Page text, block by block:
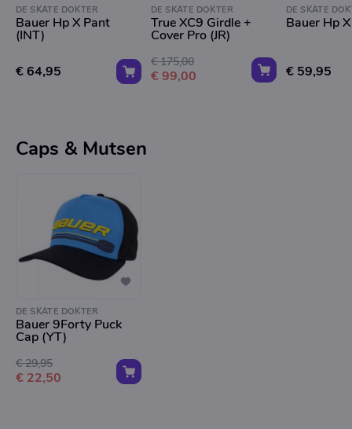
DE SKATE DOKTER
Bauer Hp X Pant
(INT)
€ 64,95
DE SKATE DOKTER
True XC9 Girdle +
Cover Pro (JR)
€ 175,00
€ 99,00
DE SKATE
Bauer Hp
€ 59,95
Caps & Mutsen
DE SKATE DOKTER
Bauer 9Forty Puck
Cap (YT)
€ 29,95
€ 22,50